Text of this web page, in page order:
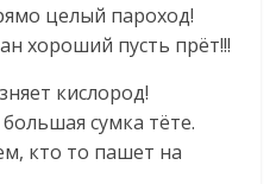
целый пароход!
хороший пусть прёт!!!
кислород!
сумка тёте.
кто то пашет на